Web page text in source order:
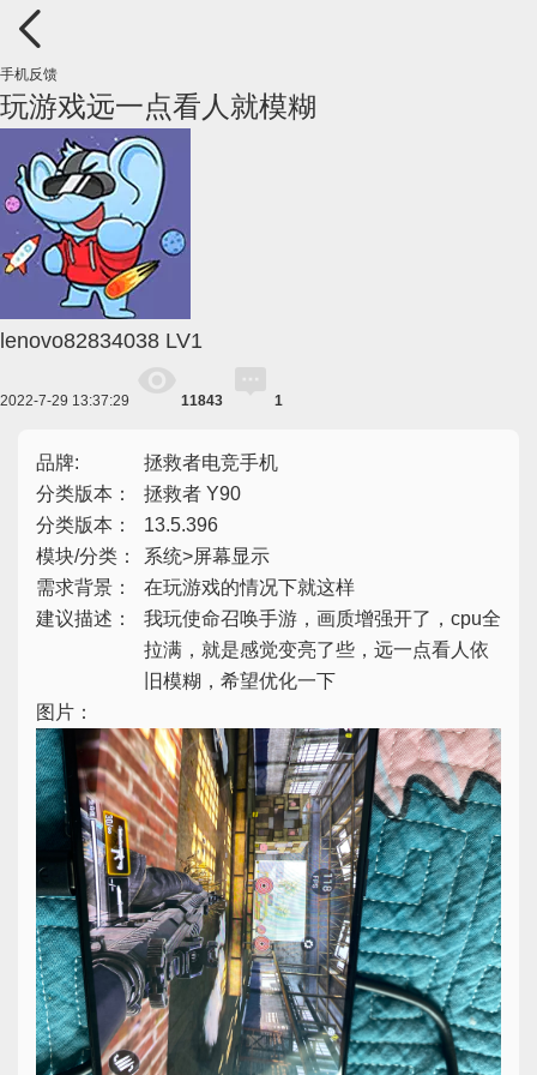
手机反馈
玩游戏远一点看人就模糊
lenovo82834038 LV1
2022-7-29 13:37:29 11843 1
品牌:
拯救者电竞手机
分类版本：
拯救者 Y90
分类版本：
13.5.396
模块/分类：
系统>屏幕显示
需求背景：
在玩游戏的情况下就这样
建议描述：
我玩使命召唤手游，画质增强开了，cpu全
拉满，就是感觉变亮了些，远一点看人依
旧模糊，希望优化一下
图片：